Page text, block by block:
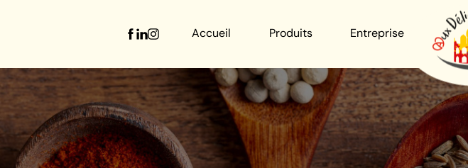
Accueil Produits Entreprise